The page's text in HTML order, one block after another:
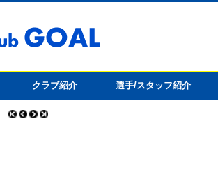
クラブ紹介 選手/スタッフ紹介